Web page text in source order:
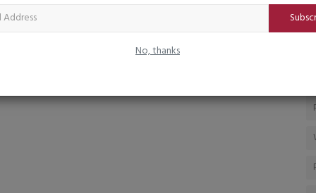
No, thanks